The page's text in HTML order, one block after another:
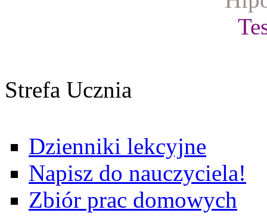
Strefa Ucznia
Dzienniki lekcyjne
Napisz do nauczyciela!
Zbiór prac domowych